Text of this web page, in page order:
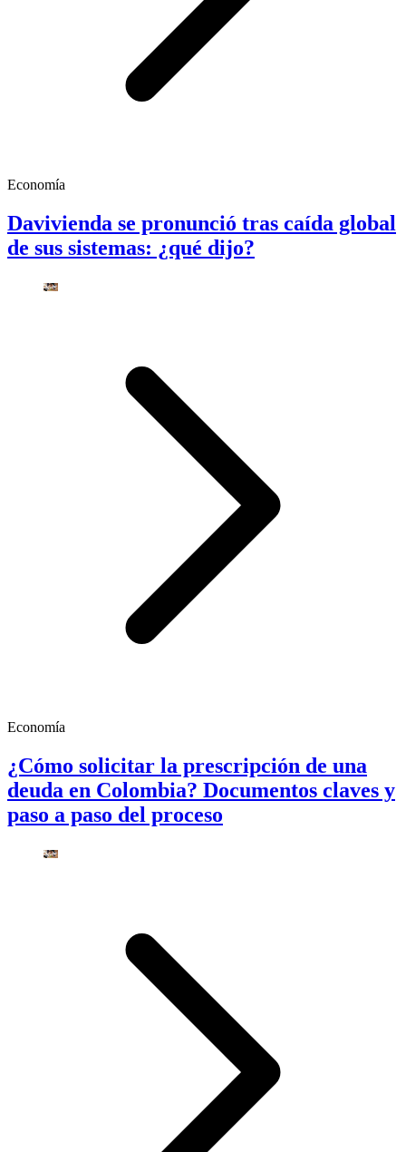
Economía
Davivienda se pronunció tras caída global
de sus sistemas: ¿qué dijo?
Economía
¿Cómo solicitar la prescripción de una
deuda en Colombia? Documentos claves y
paso a paso del proceso